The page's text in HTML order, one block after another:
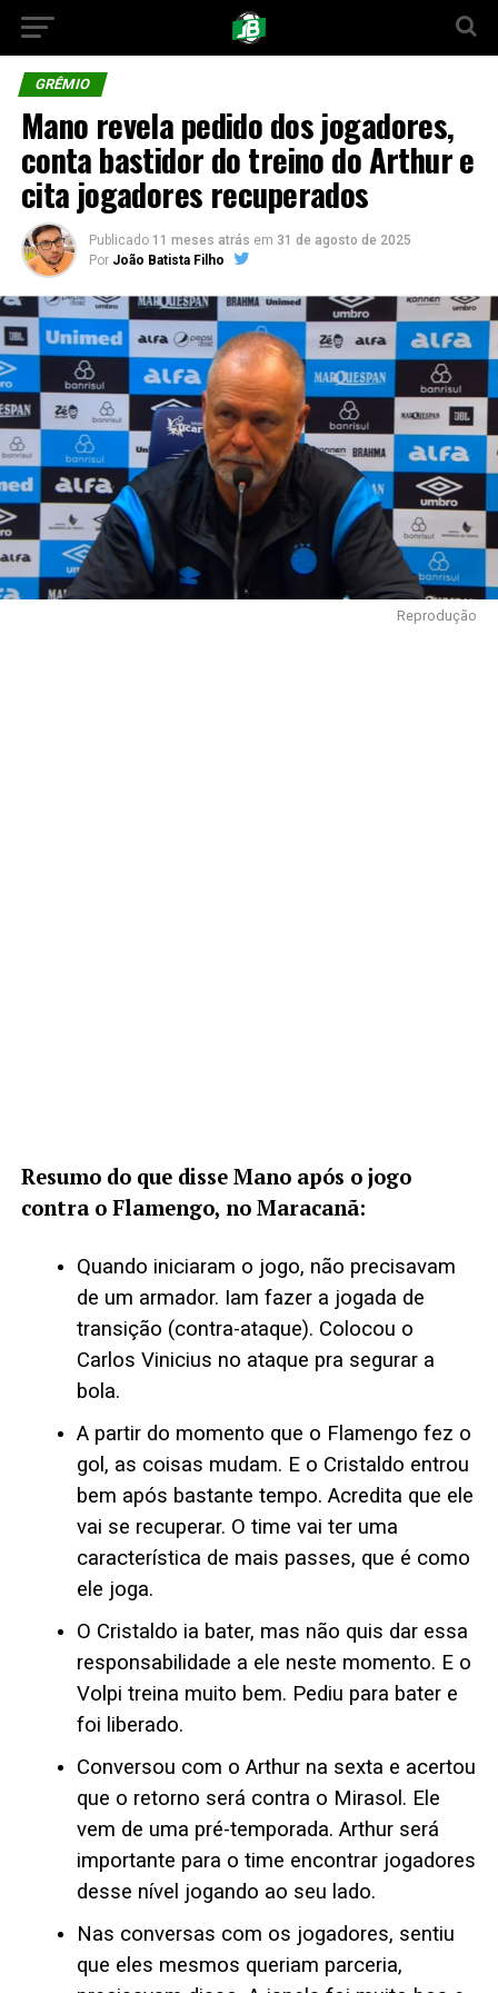
GRÊMIO
Mano revela pedido dos jogadores,
conta bastidor do treino do Arthur e
cita jogadores recuperados
Publicado 11 meses atrás em 31 de agosto de 2025
Por João Batista Filho
Reprodução
Resumo do que disse Mano após o jogo
contra o Flamengo, no Maracanã:
Quando iniciaram o jogo, não precisavam
de um armador. Iam fazer a jogada de
transição (contra-ataque). Colocou o
Carlos Vinicius no ataque pra segurar a
bola.
A partir do momento que o Flamengo fez o
gol, as coisas mudam. E o Cristaldo entrou
bem após bastante tempo. Acredita que ele
vai se recuperar. O time vai ter uma
característica de mais passes, que é como
ele joga.
O Cristaldo ia bater, mas não quis dar essa
responsabilidade a ele neste momento. E o
Volpi treina muito bem. Pediu para bater e
foi liberado.
Conversou com o Arthur na sexta e acertou
que o retorno será contra o Mirasol. Ele
vem de uma pré-temporada. Arthur será
importante para o time encontrar jogadores
desse nível jogando ao seu lado.
Nas conversas com os jogadores, sentiu
que eles mesmos queriam parceria,